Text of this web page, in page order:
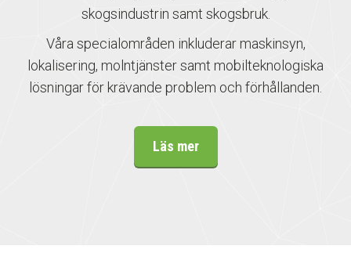
skogsindustrin samt skogsbruk.
Våra specialområden inkluderar maskinsyn,
lokalisering, molntjänster samt mobilteknologiska
lösningar för krävande problem och förhållanden.
Läs mer